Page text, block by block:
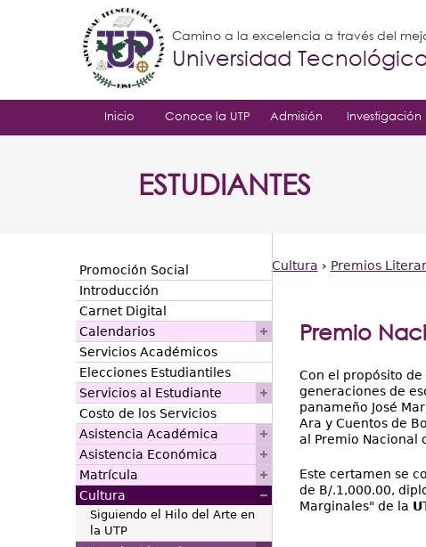
Camino a la excelencia a través del
Universidad
Inicio Conoce la UTP Admisión Investigación
ESTUDIANTES
está
Cultura › Premios
Premio
Con el propósito
generaciones de
panameño José
Ara y Cuentos de
al Premio Nacional
Este certamen se
de B/.1,000.00,
Marginales" de la
Promoción Social
Introducción
Carnet Digital
Calendarios
Servicios Académicos
Elecciones Estudiantiles
Servicios al Estudiante
Costo de los Servicios
Asistencia Académica
Asistencia Económica
Matrícula
Cultura
Siguiendo el Hilo del Arte en
la UTP